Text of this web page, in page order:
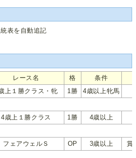
表を自動追記
レース名 格 条件
上１勝クラス・牝 1勝 4歳以上牝馬
4歳上１勝クラス 1勝 4歳以上
フェアウェルＳ OP 3歳以上 賞